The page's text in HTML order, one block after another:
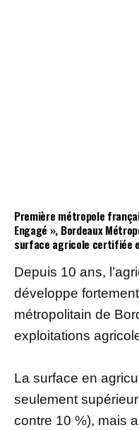
Première métropole
Engagé », Bordeaux
surface agricole certifiée
Depuis 10 ans,
développe
métropolitain de
exploitations
La surface en
seulement
contre 10 %), mais